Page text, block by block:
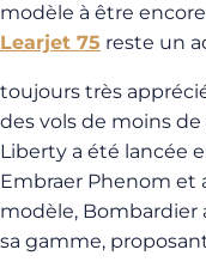
modèle à être
Learjet 75 reste un
toujours très
des vols de moins
Liberty a été lancée
Embraer Phenom et
modèle,
sa gamme,